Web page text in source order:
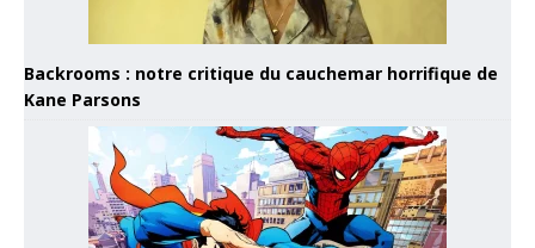
Backrooms : notre critique du cauchemar horrifique de
Kane Parsons